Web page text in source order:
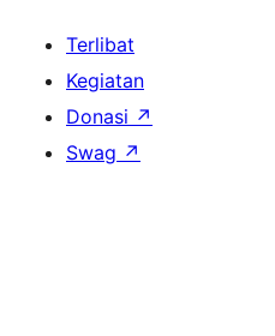
Terlibat
Kegiatan
Donasi ↗
Swag ↗